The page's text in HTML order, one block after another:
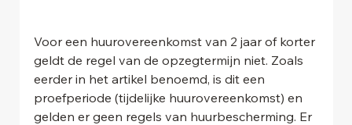
Voor een huurovereenkomst van 2 jaar of korter
geldt de regel van de opzegtermijn niet. Zoals
eerder in het artikel benoemd, is dit een
proefperiode (tijdelijke huurovereenkomst) en
gelden er geen regels van huurbescherming. Er